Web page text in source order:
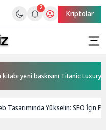
2
Kriptolar
baskısını Titanic Luxury
Tasarımında Yükselin: SEO İçin